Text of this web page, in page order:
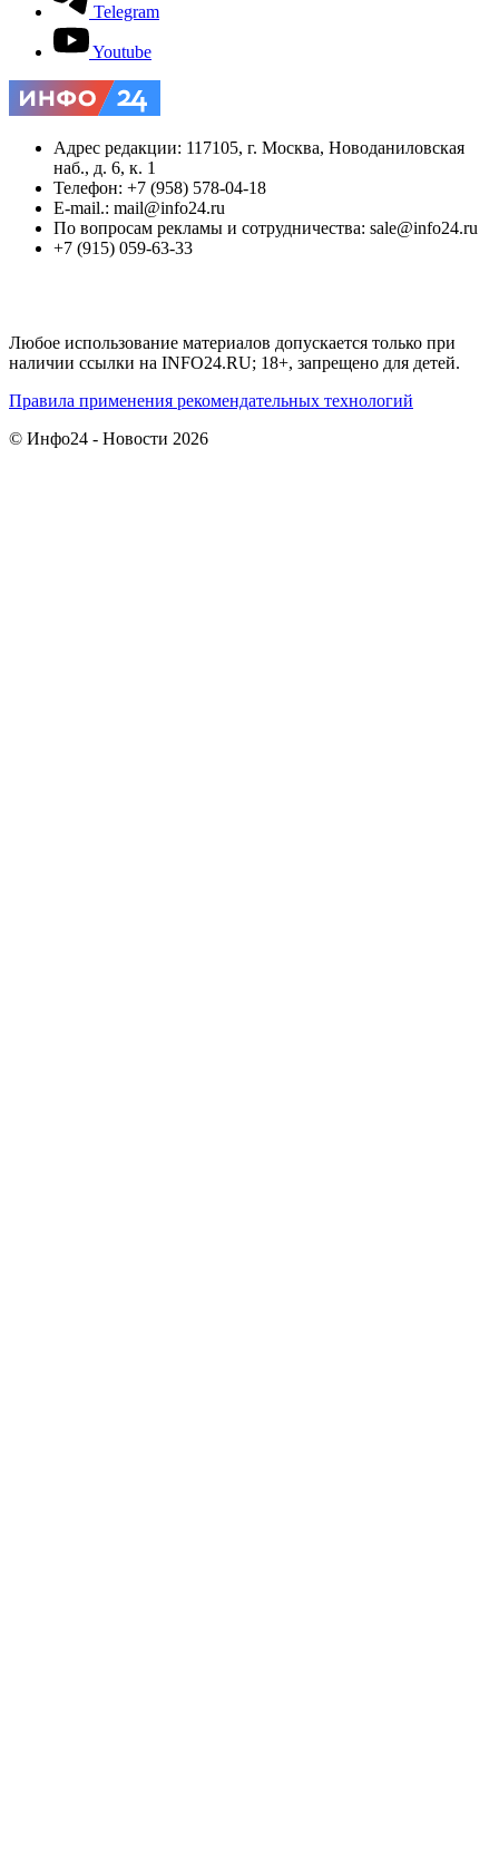
Telegram
Youtube
Адрес редакции: 117105, г. Москва, Новоданиловская
наб., д. 6, к. 1
Телефон: +7 (958) 578-04-18
E-mail.: mail@info24.ru
По вопросам рекламы и сотрудничества: sale@info24.ru
+7 (915) 059-63-33
Любое использование материалов допускается только при
наличии ссылки на INFO24.RU; 18+, запрещено для детей.
Правила применения рекомендательных технологий
© Инфо24 - Новости 2026